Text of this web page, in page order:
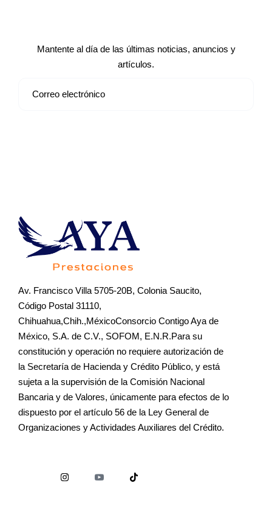
Mantente al día de las últimas noticias, anuncios y
artículos.
Av. Francisco Villa 5705-20B, Colonia Saucito,
Código Postal 31110,
Chihuahua,Chih.,MéxicoConsorcio Contigo Aya de
México, S.A. de C.V., SOFOM, E.N.R.Para su
constitución y operación no requiere autorización de
la Secretaría de Hacienda y Crédito Público, y está
sujeta a la supervisión de la Comisión Nacional
Bancaria y de Valores, únicamente para efectos de lo
dispuesto por el artículo 56 de la Ley General de
Organizaciones y Actividades Auxiliares del Crédito.